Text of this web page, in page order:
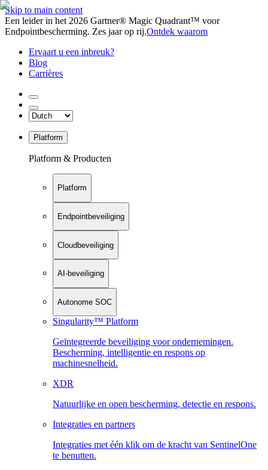
Skip to main content
Een leider in het 2026 Gartner® Magic Quadrant™ voor
Endpointbescherming. Zes jaar op rij.Ontdek waarom
Ervaart u een inbreuk?
Blog
Carrières
Platform
Platform & Producten
Platform
Endpointbeveiliging
Cloudbeveiliging
AI-beveiliging
Autonome SOC
Singularity™ Platform
Geïntegreerde beveiliging voor ondernemingen.
Bescherming, intelligentie en respons op
machinesnelheid.
XDR
Natuurlijke en open bescherming, detectie en respons.
Integraties en partners
Integraties met één klik om de kracht van SentinelOne
te benutten.